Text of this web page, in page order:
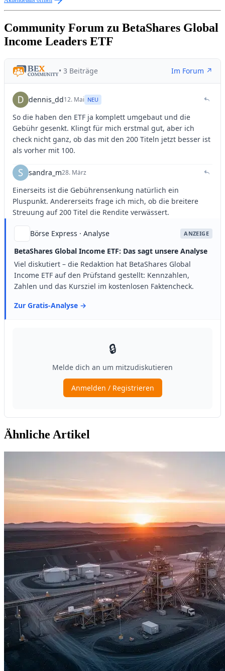
Community Forum zu BetaShares Global
Income Leaders ETF
Ähnliche Artikel